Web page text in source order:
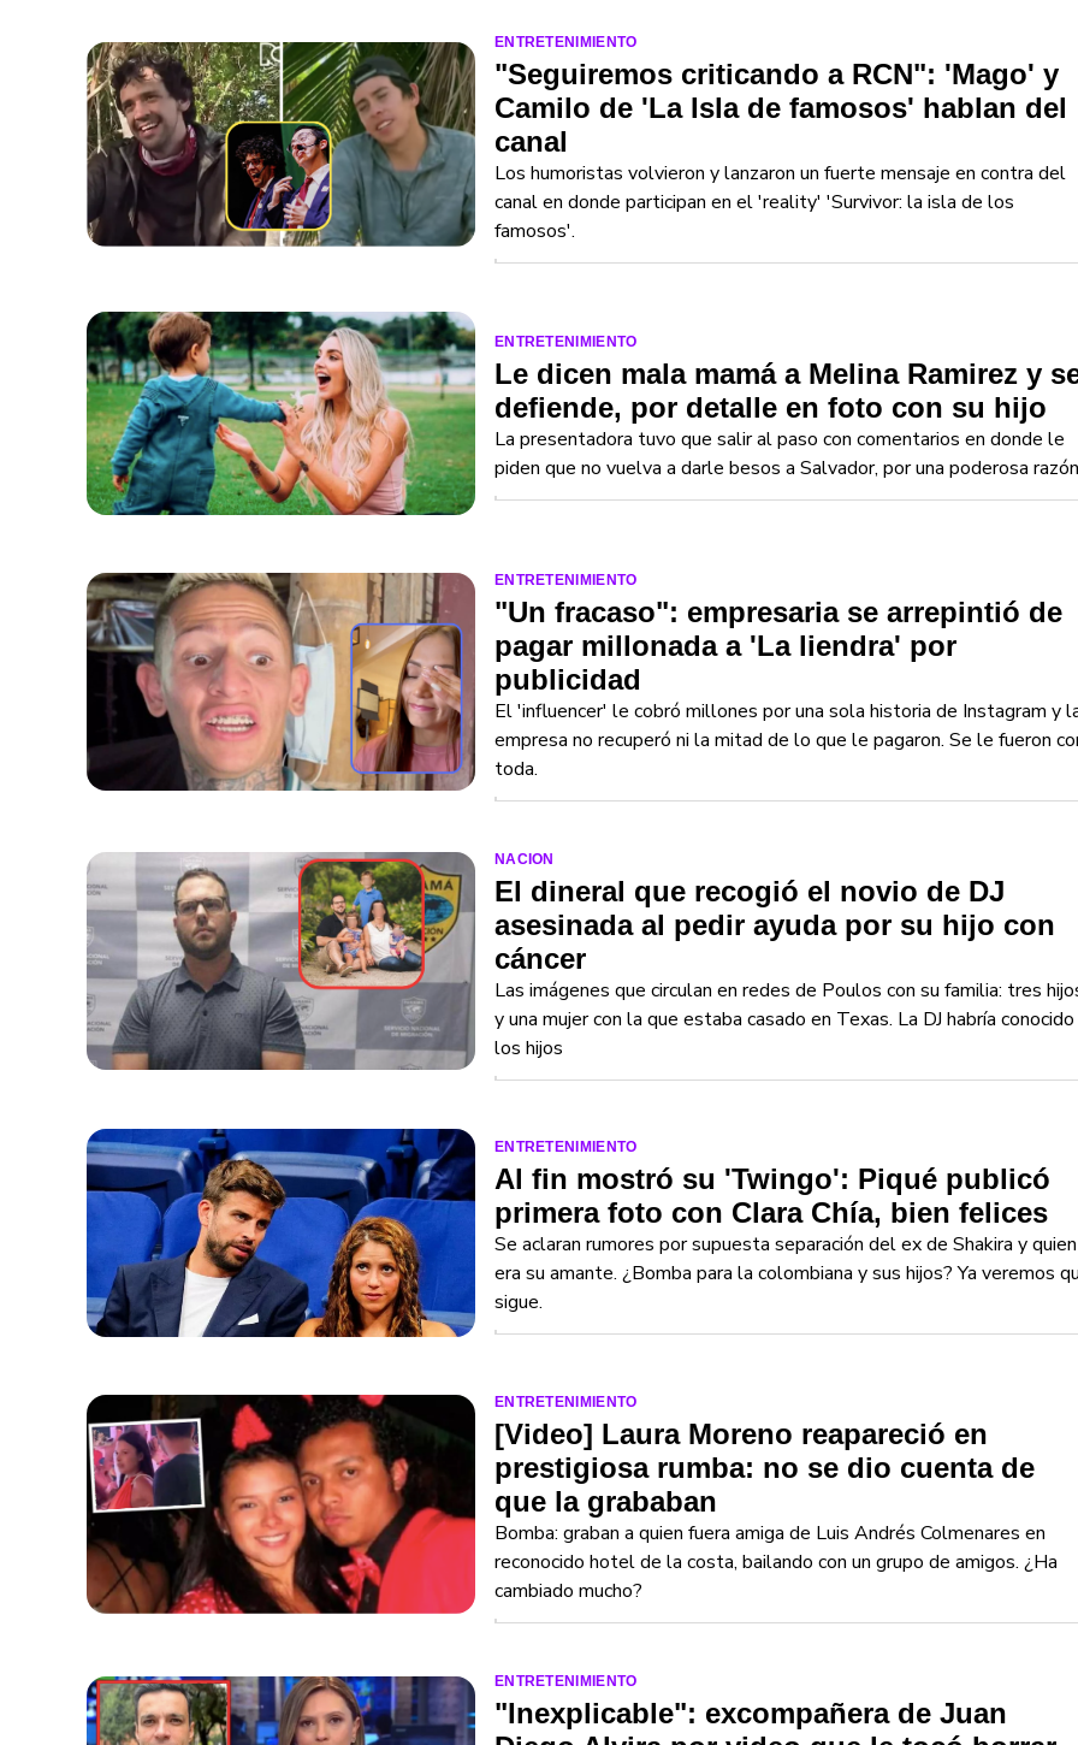
ENTRETENIMIENTO
"Seguiremos criticando a RCN": 'Mago' y
Camilo de 'La Isla de famosos' hablan del
canal
Los humoristas volvieron y lanzaron un fuerte mensaje en contra del
canal en donde participan en el 'reality' 'Survivor: la isla de los
famosos'.
ENTRETENIMIENTO
Le dicen mala mamá a Melina Ramirez y
defiende, por detalle en foto con su hijo
La presentadora tuvo que salir al paso con comentarios en donde le
piden que no vuelva a darle besos a Salvador, por una poderosa razón
ENTRETENIMIENTO
"Un fracaso": empresaria se arrepintió de
pagar millonada a 'La liendra' por
publicidad
El 'influencer' le cobró millones por una sola historia de Instagram y
empresa no recuperó ni la mitad de lo que le pagaron. Se le fueron
toda.
NACION
El dineral que recogió el novio de DJ
asesinada al pedir ayuda por su hijo con
cáncer
Las imágenes que circulan en redes de Poulos con su familia: tres
y una mujer con la que estaba casado en Texas. La DJ habría conocido
los hijos
ENTRETENIMIENTO
Al fin mostró su 'Twingo': Piqué publicó
primera foto con Clara Chía, bien felices
Se aclaran rumores por supuesta separación del ex de Shakira y quien
era su amante. ¿Bomba para la colombiana y sus hijos? Ya veremos
sigue.
ENTRETENIMIENTO
[Video] Laura Moreno reapareció en
prestigiosa rumba: no se dio cuenta de
que la grababan
Bomba: graban a quien fuera amiga de Luis Andrés Colmenares en
reconocido hotel de la costa, bailando con un grupo de amigos. ¿Ha
cambiado mucho?
ENTRETENIMIENTO
"Inexplicable": excompañera de Juan